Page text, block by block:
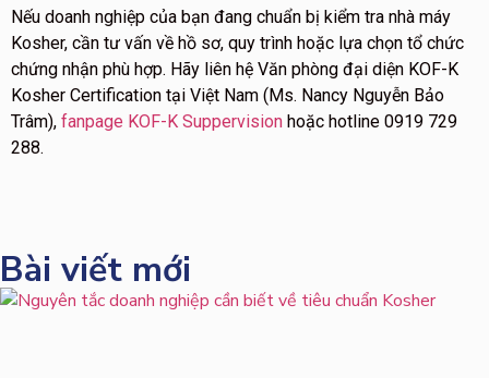
Nếu doanh nghiệp của bạn đang chuẩn bị kiểm tra nhà máy
Kosher, cần tư vấn về hồ sơ, quy trình hoặc lựa chọn tổ chức
chứng nhận phù hợp. Hãy liên hệ Văn phòng đại diện KOF-K
Kosher Certification tại Việt Nam (Ms. Nancy Nguyễn Bảo
Trâm), fanpage KOF-K Suppervision hoặc hotline 0919 729
288.
Bài viết mới